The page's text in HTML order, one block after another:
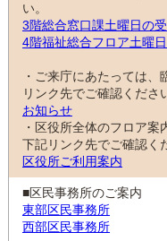
い。
3階総合窓口課土曜日の
4階福祉総合フロア土曜
・ご来庁にあたっては
リンク先でご確認くださ
お知らせ
・区役所全体のフロア案
下記リンク先でご確認く
区役所ご利用案内
■区民事務所のご案内
東部区民事務所
西部区民事務所